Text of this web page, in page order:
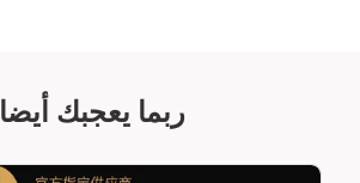
ربما يعجبك أيضا